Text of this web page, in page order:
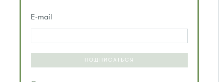
E-mail
ПОДПИСАТЬСЯ